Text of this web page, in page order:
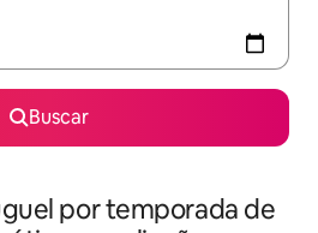
Buscar
por temporada de